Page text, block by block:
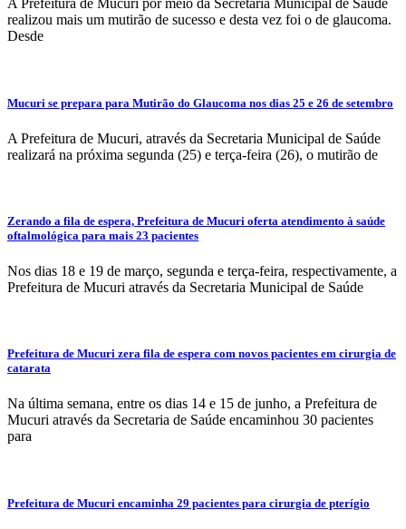
A Prefeitura de Mucuri por meio da Secretaria Municipal de Saúde
realizou mais um mutirão de sucesso e desta vez foi o de glaucoma.
Desde
Mucuri se prepara para Mutirão do Glaucoma nos dias 25 e 26 de setembro
A Prefeitura de Mucuri, através da Secretaria Municipal de Saúde
realizará na próxima segunda (25) e terça-feira (26), o mutirão de
Zerando a fila de espera, Prefeitura de Mucuri oferta atendimento à saúde
oftalmológica para mais 23 pacientes
Nos dias 18 e 19 de março, segunda e terça-feira, respectivamente, a
Prefeitura de Mucuri através da Secretaria Municipal de Saúde
Prefeitura de Mucuri zera fila de espera com novos pacientes em cirurgia de
catarata
Na última semana, entre os dias 14 e 15 de junho, a Prefeitura de
Mucuri através da Secretaria de Saúde encaminhou 30 pacientes
para
Prefeitura de Mucuri encaminha 29 pacientes para cirurgia de pterígio